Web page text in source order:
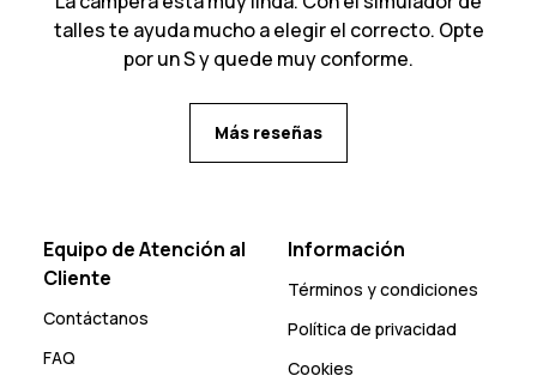
talles te ayuda mucho a elegir el correcto. Opte
por un S y quede muy conforme.
Más reseñas
Equipo de Atención al
Cliente
Contáctanos
FAQ
Información
Términos y condiciones
Política de privacidad
Cookies